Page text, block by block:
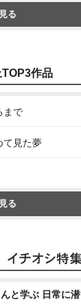
る
作品
まで
て見た夢
る
と学ぶ 日常に潜